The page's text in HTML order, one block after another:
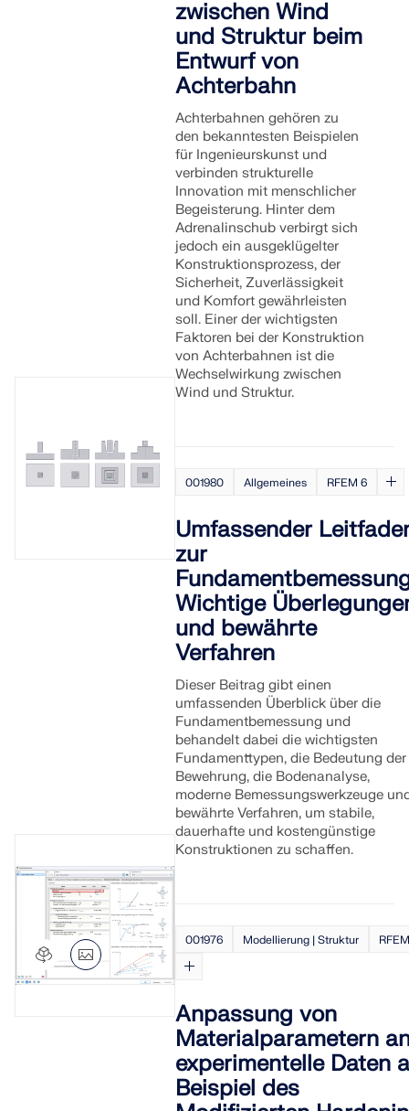
zwischen Wind
und Struktur beim
Entwurf von
Achterbahn
Achterbahnen gehören zu
den bekanntesten Beispielen
für Ingenieurskunst und
verbinden strukturelle
Innovation mit menschlicher
Begeisterung. Hinter dem
Adrenalinschub verbirgt sich
jedoch ein ausgeklügelter
Konstruktionsprozess, der
Sicherheit, Zuverlässigkeit
und Komfort gewährleisten
soll. Einer der wichtigsten
Faktoren bei der Konstruktion
von Achterbahnen ist die
Wechselwirkung zwischen
Wind und Struktur.
001980 Allgemeines RFEM 6
Umfassender
zur
Wichtige
und bewährte
Verfahren
Dieser Beitrag gibt einen
umfassenden Überblick über die
Fundamentbemessung und
behandelt dabei die wichtigsten
Fundamenttypen, die Bedeutung der
Bewehrung, die Bodenanalyse,
moderne Bemessungswerkzeuge
bewährte Verfahren, um stabile,
dauerhafte und kostengünstige
Konstruktionen zu schaffen.
001976 Modellierung | Struktur
Anpassung von
Materialparametern
experimentelle Daten
Beispiel des